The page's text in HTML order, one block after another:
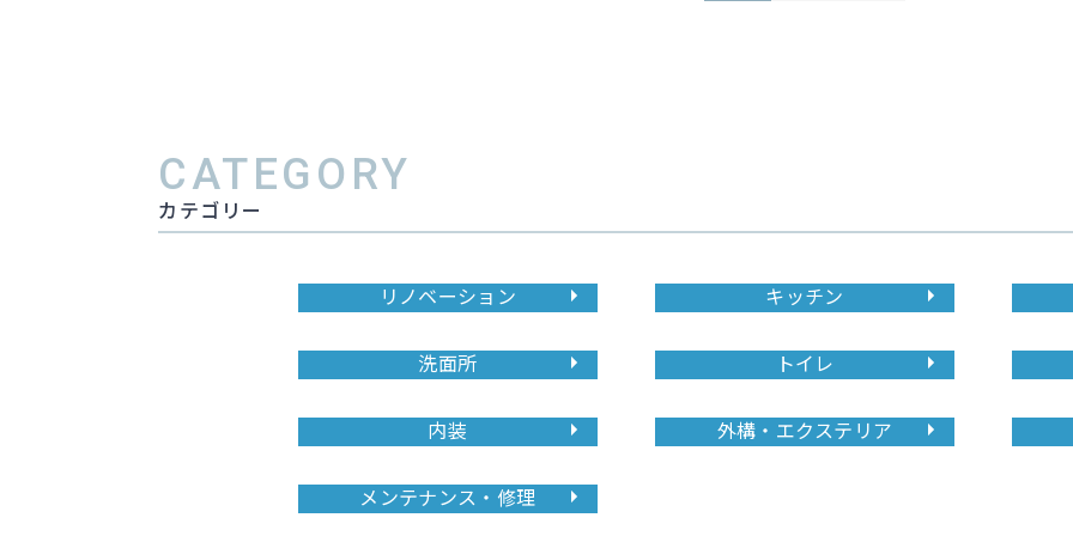
CATEGORY
カテゴリー
リノベーション キッチン
洗面所 トイレ
内装 外構・エクステリア
メンテナンス・修理